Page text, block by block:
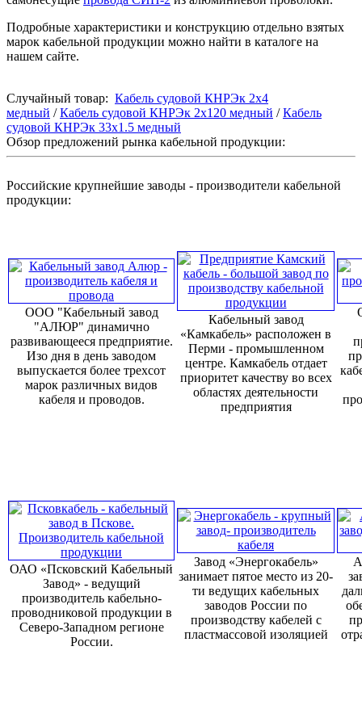
Подробные характеристики и конструкцию отдельно взятых
марок кабельной продукции можно найти в каталоге на
нашем сайте.
Случайный товар: Кабель судовой КНРЭк 2x4
медный /Кабель судовой КНРЭк 2x120 медный /Кабель
судовой КНРЭк 33x1.5 медный
Обзор предложений рынка кабельной продукции:
Российские крупнейшие заводы - производители кабельной
продукции:
ООО "Кабельный завод
"АЛЮР" динамично
развивающееся предприятие.
Изо дня в день заводом
выпускается более трехсот
марок различных видов
кабеля и проводов.
Кабельный завод
«Камкабель» расположен в
Перми - промышленном
центре. Камкабель отдает
приоритет качеству во всех
областях деятельности
предприятия
ОАО «Псковский Кабельный
Завод» - ведущий
производитель кабельно-
проводниковой продукции в
Северо-Западном регионе
России.
Завод «Энергокабель»
занимает пятое место из 20-
ти ведущих кабельных
заводов России по
производству кабелей с
пластмассовой изоляцией